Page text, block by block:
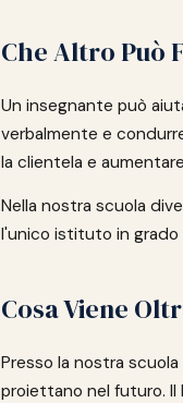
Che Altro Può
Un insegnante può
verbalmente e
la clientela e
Nella nostra scuola
l'unico istituto in grado
Cosa Viene
Presso la nostra
proiettano nel futuro. Il